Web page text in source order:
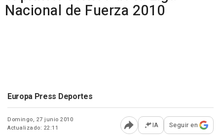
Nacional de Fuerza 2010
Europa Press Deportes
Domingo, 27 junio 2010
Actualizado: 22:11
Abrir opciones para
IA Seguir en